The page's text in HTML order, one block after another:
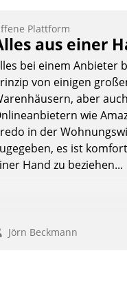
Plattform
aus einer
bei einem Anbieter
von einigen
aber auch
wie
in der
es ist
Hand zu beziehen...
Jörn Beckmann